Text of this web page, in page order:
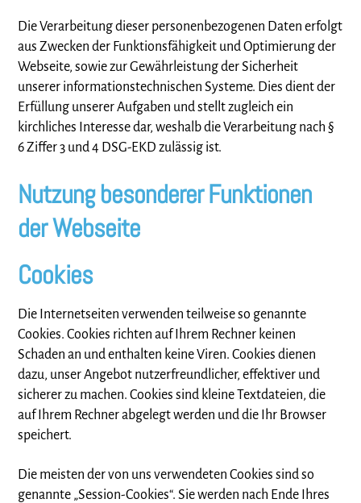
Die Verarbeitung dieser personenbezogenen Daten erfolgt
aus Zwecken der Funktionsfähigkeit und Optimierung der
Webseite, sowie zur Gewährleistung der Sicherheit
unserer informationstechnischen Systeme. Dies dient der
Erfüllung unserer Aufgaben und stellt zugleich ein
kirchliches Interesse dar, weshalb die Verarbeitung nach §
6 Ziffer 3 und 4 DSG-EKD zulässig ist.
Nutzung besonderer Funktionen
der Webseite
Cookies
Die Internetseiten verwenden teilweise so genannte
Cookies. Cookies richten auf Ihrem Rechner keinen
Schaden an und enthalten keine Viren. Cookies dienen
dazu, unser Angebot nutzerfreundlicher, effektiver und
sicherer zu machen. Cookies sind kleine Textdateien, die
auf Ihrem Rechner abgelegt werden und die Ihr Browser
speichert.
Die meisten der von uns verwendeten Cookies sind so
genannte „Session-Cookies“. Sie werden nach Ende Ihres